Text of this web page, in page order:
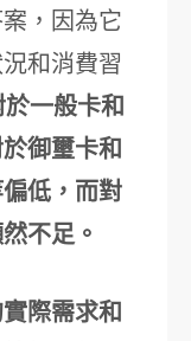
，因為它
和消費習
一般卡和
御璽卡和
低，而對
不足。
際需求和